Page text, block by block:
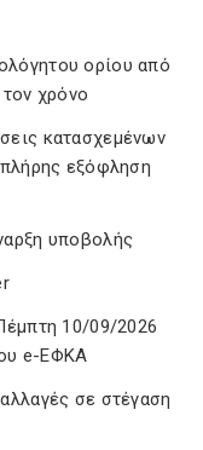
ορίου από
χρόνο
κατασχεμένων
εξόφληση
υποβολής
10/09/2026
e-ΕΦΚΑ
σε στέγαση